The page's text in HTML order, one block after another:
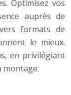
Optimisez vos
auprès de
formats de
le mieux.
en privilégiant
montage.